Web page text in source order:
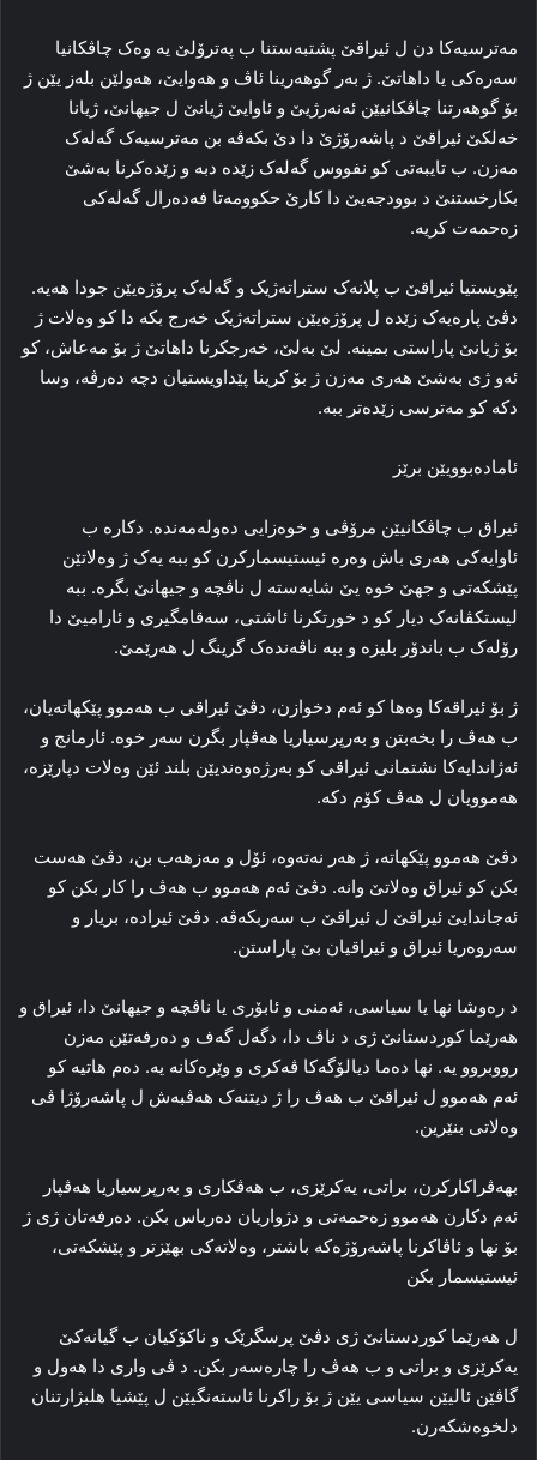
مه‌ترسیه‌کا دن ل ئیراقێ پشتبه‌ستنا ب په‌ترۆلێ یه‌ وه‌ک چاڤکانیا
سه‌ره‌کی یا داهاتێ. ژ به‌ر گوهه‌رینا ئاڤ و هه‌وایێ، هه‌ولێن بله‌ز یێن ژ
بۆ گوهه‌رتنا چاڤکانیێن ئه‌نه‌رژیێ و ئاوایێ ژیانێ ل جیهانێ، ژیانا
خه‌لکێ ئیراقێ د پاشه‌رۆژێ دا دێ بکه‌ڤه‌ بن مه‌ترسیه‌ک گه‌له‌ک
مه‌زن. ب تایبه‌تی کو نفووس گه‌له‌ک زێده‌ دبه‌ و زێده‌کرنا به‌شێ
بکارخستنێ د بوودجه‌یێ دا کارێ حکوومه‌تا فه‌ده‌رال گه‌له‌کی
زه‌حمه‌ت کریه‌.
پێویستیا ئیراقێ ب پلانه‌ک ستراته‌ژیک و گه‌له‌ک پرۆژه‌یێن جودا هه‌یه‌.
دڤێ پاره‌یه‌ک زێده‌ ل پرۆژه‌یێن ستراته‌ژیک خه‌رج بکه‌ دا کو وه‌لات ژ
بۆ ژیانێ پاراستی بمینه‌. لێ به‌لێ، خه‌رجکرنا داهاتێ ژ بۆ مه‌عاش، کو
ئه‌و ژی به‌شێ هه‌ری مه‌زن ژ بۆ کرینا پێداویستیان دچه‌ ده‌رڤه‌، وسا
دکه‌ کو مه‌ترسی زێده‌تر ببه‌.
ئاماده‌بوویێن برێز
ئیراق ب چاڤکانیێن مرۆڤی و خوه‌زایی ده‌وله‌مه‌نده‌. دکاره‌ ب
ئاوایه‌کی هه‌ری باش وه‌ره‌ ئیستیسمارکرن کو ببه‌ یه‌ک ژ وه‌لاتێن
پێشکه‌تی و جهێ خوه‌ یێ شایه‌سته‌ ل ناڤچه‌ و جیهانێ بگره‌. ببه‌
لیستکڤانه‌ک دیار کو د خورتکرنا ئاشتی، سه‌قامگیری و ئارامیێ دا
رۆله‌ک ب باندۆر بلیزه‌ و ببه‌ ناڤه‌نده‌ک گرینگ ل هه‌رێمێ.
ژ بۆ ئیراقه‌کا وەها کو ئه‌م دخوازن، دڤێ ئیراقی ب هه‌موو پێکهاته‌یان،
ب هه‌ڤ را بخه‌بتن و به‌رپرسیاریا هه‌ڤپار بگرن سه‌ر خوه‌. ئارمانج و
ئەژاندایه‌کا نشتمانی ئیراقی کو به‌رژه‌وه‌ندیێن بلند ئێن وه‌لات دپارێزه‌،
هه‌موویان ل هه‌ڤ کۆم دکه‌.
دڤێ هه‌موو پێکهاته‌، ژ هه‌ر نه‌ته‌وه‌، ئۆل و مه‌زهه‌ب بن، دڤێ هه‌ست
بکن کو ئیراق وه‌لاتێ وانه‌. دڤێ ئه‌م هه‌موو ب هه‌ڤ را کار بکن کو
ئەجاندایێ ئیراقێ ل ئیراقێ ب سه‌ربکه‌ڤه‌. دڤێ ئیراده‌، بریار و
سه‌روه‌ریا ئیراق و ئیراقیان بێ پاراستن.
د ره‌وشا نها یا سیاسی، ئەمنی و ئابۆری یا ناڤچه‌ و جیهانێ دا، ئیراق و
هه‌رێما کوردستانێ ژی د ناڤ دا، دگه‌ل گه‌ف و ده‌رفه‌تێن مه‌زن
رووبروو یه‌. نها ده‌ما دیالۆگه‌کا ڤه‌کری و وێره‌کانه‌ یه‌. ده‌م هاتیه‌ کو
ئه‌م هه‌موو ل ئیراقێ ب هه‌ڤ را ژ دیتنه‌ک هه‌ڤبه‌ش ل پاشه‌رۆژا ڤی
وه‌لاتی بنێرین.
بهه‌ڤراکارکرن، براتی، یه‌کرێزی، ب هه‌ڤکاری و به‌رپرسیاریا هه‌ڤپار
ئه‌م دکارن هه‌موو زه‌حمه‌تی و دژواریان ده‌رباس بکن. ده‌رفه‌تان ژی ژ
بۆ نها و ئاڤاکرنا پاشه‌رۆژه‌که‌ باشتر، وه‌لاته‌کی بهێزتر و پێشکه‌تی،
ئیستیسمار بکن
ل هه‌رێما کوردستانێ ژی دڤێ پرسگرێک و ناکۆکیان ب گیانه‌کێ
یه‌کرێزی و براتی و ب هه‌ڤ را چاره‌سه‌ر بکن. د ڤی واری دا هه‌ول و
گاڤێن ئالیێن سیاسی یێن ژ بۆ راکرنا ئاسته‌نگیێن ل پێشیا هلبژارتنان
دلخوه‌شکه‌رن.